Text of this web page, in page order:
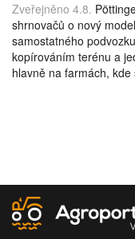
Zveřejněno 4.8.
shrnovačů o nový
samostatného
kopírováním terénu a
hlavně na farmách,